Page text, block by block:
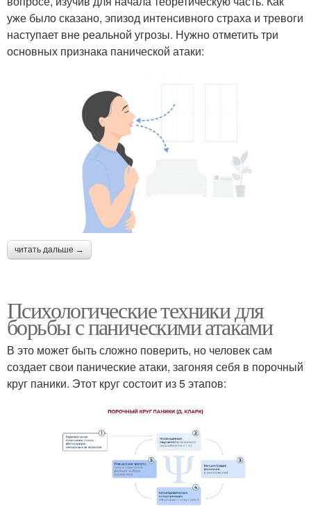
уже было сказано, эпизод интенсивного страха и тревоги
наступает вне реальной угрозы. Нужно отметить три
основных признака панической атаки:
читать дальше →
Психологические техники для
борьбы с паническими атаками
В это может быть сложно поверить, но человек сам
создает свои панические атаки, загоняя себя в порочный
круг паники. Этот круг состоит из 5 этапов: